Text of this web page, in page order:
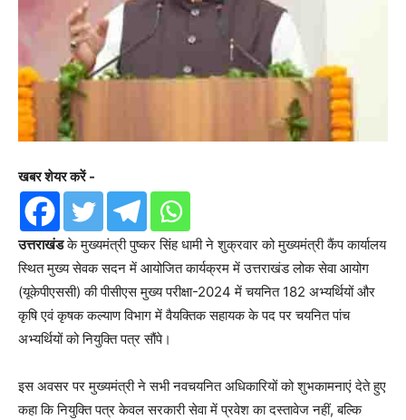
खबर शेयर करें -
उत्तराखंडके मुख्यमंत्री पुष्कर सिंह धामी ने शुक्रवार को मुख्यमंत्री कैंप कार्यालय
स्थित मुख्य सेवक सदन में आयोजित कार्यक्रम में उत्तराखंड लोक सेवा आयोग
(यूकेपीएससी) की पीसीएस मुख्य परीक्षा-2024 में चयनित 182 अभ्यर्थियों और
कृषि एवं कृषक कल्याण विभाग में वैयक्तिक सहायक के पद पर चयनित पांच
अभ्यर्थियों को नियुक्ति पत्र सौंपे।
इस अवसर पर मुख्यमंत्री ने सभी नवचयनित अधिकारियों को शुभकामनाएं देते हुए
कहा कि नियुक्ति पत्र केवल सरकारी सेवा में प्रवेश का दस्तावेज नहीं, बल्कि